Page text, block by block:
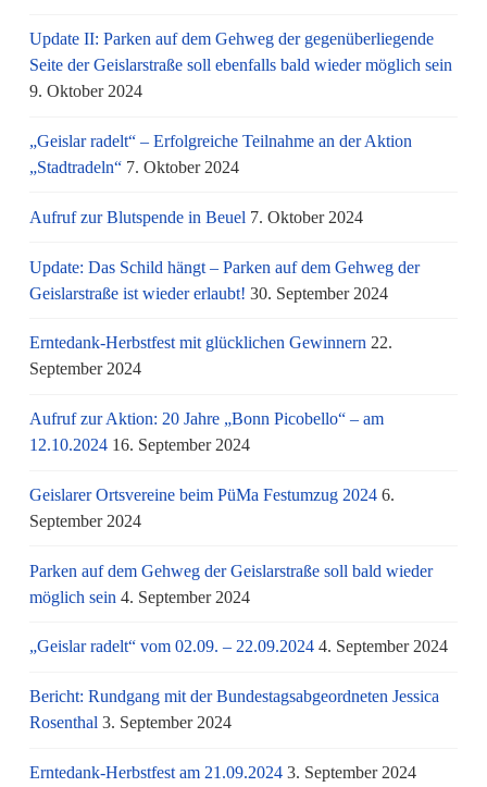
Update II: Parken auf dem Gehweg der gegenüberliegende
Seite der Geislarstraße soll ebenfalls bald wieder möglich sein
9. Oktober 2024
„Geislar radelt“ – Erfolgreiche Teilnahme an der Aktion
„Stadtradeln“ 7. Oktober 2024
Aufruf zur Blutspende in Beuel 7. Oktober 2024
Update: Das Schild hängt – Parken auf dem Gehweg der
Geislarstraße ist wieder erlaubt! 30. September 2024
Erntedank-Herbstfest mit glücklichen Gewinnern 22.
September 2024
Aufruf zur Aktion: 20 Jahre „Bonn Picobello“ – am
12.10.2024 16. September 2024
Geislarer Ortsvereine beim PüMa Festumzug 2024 6.
September 2024
Parken auf dem Gehweg der Geislarstraße soll bald wieder
möglich sein 4. September 2024
„Geislar radelt“ vom 02.09. – 22.09.2024 4. September 2024
Bericht: Rundgang mit der Bundestagsabgeordneten Jessica
Rosenthal 3. September 2024
Erntedank-Herbstfest am 21.09.2024 3. September 2024